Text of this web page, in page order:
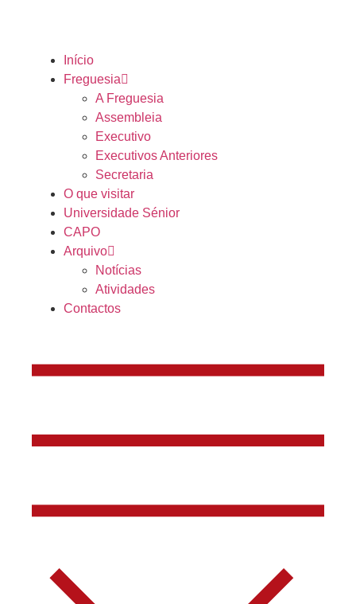
Início
Freguesia
A Freguesia
Assembleia
Executivo
Executivos Anteriores
Secretaria
O que visitar
Universidade Sénior
CAPO
Arquivo
Notícias
Atividades
Contactos